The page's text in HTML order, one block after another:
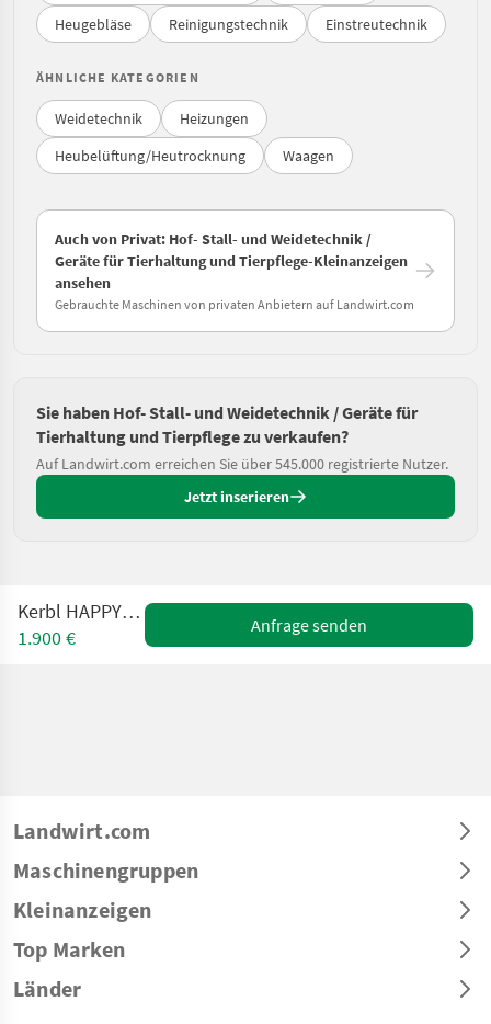
Heugebläse
Reinigungstechnik Einstreutechnik
ÄHNLICHE KATEGORIEN
Weidetechnik
Heizungen
Heubelüftung/Heutrocknung
Waagen
Auch von Privat: Hof- Stall- und Weidetechnik /
Geräte für Tierhaltung und Tierpflege-Kleinanzeigen
ansehen
Gebrauchte Maschinen von privaten Anbietern auf Landwirt.com
Sie haben Hof- Stall- und Weidetechnik / Geräte für
Tierhaltung und Tierpflege zu verkaufen?
Auf Landwirt.com erreichen Sie über 545.000 registrierte Nutzer.
Jetzt inserieren
Kerbl HAPPYCOW Duo
1.900 €
Anfrage senden
Landwirt.com
Maschinengruppen
Kleinanzeigen
Top Marken
Länder